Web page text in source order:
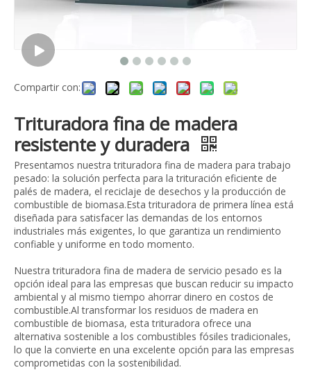
Compartir con:
Trituradora fina de madera
resistente y duradera
Presentamos nuestra trituradora fina de madera para trabajo
pesado: la solución perfecta para la trituración eficiente de
palés de madera, el reciclaje de desechos y la producción de
combustible de biomasa.Esta trituradora de primera línea está
diseñada para satisfacer las demandas de los entornos
industriales más exigentes, lo que garantiza un rendimiento
confiable y uniforme en todo momento.
Nuestra trituradora fina de madera de servicio pesado es la
opción ideal para las empresas que buscan reducir su impacto
ambiental y al mismo tiempo ahorrar dinero en costos de
combustible.Al transformar los residuos de madera en
combustible de biomasa, esta trituradora ofrece una
alternativa sostenible a los combustibles fósiles tradicionales,
lo que la convierte en una excelente opción para las empresas
comprometidas con la sostenibilidad.